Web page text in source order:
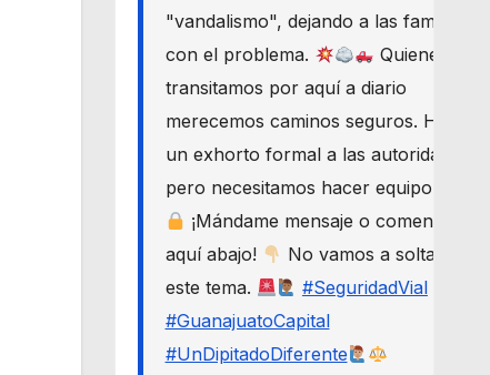
"vandalismo", dejando a las familias
con el problema.
Quienes
transitamos por aquí a diario
merecemos caminos seguros. Haré
un exhorto formal a las autoridades,
pero necesitamos hacer equipo.
¡Mándame mensaje o comenta
aquí abajo!
No vamos a soltar
este tema.
#SeguridadVial
#GuanajuatoCapital
#UnDipitadoDiferente